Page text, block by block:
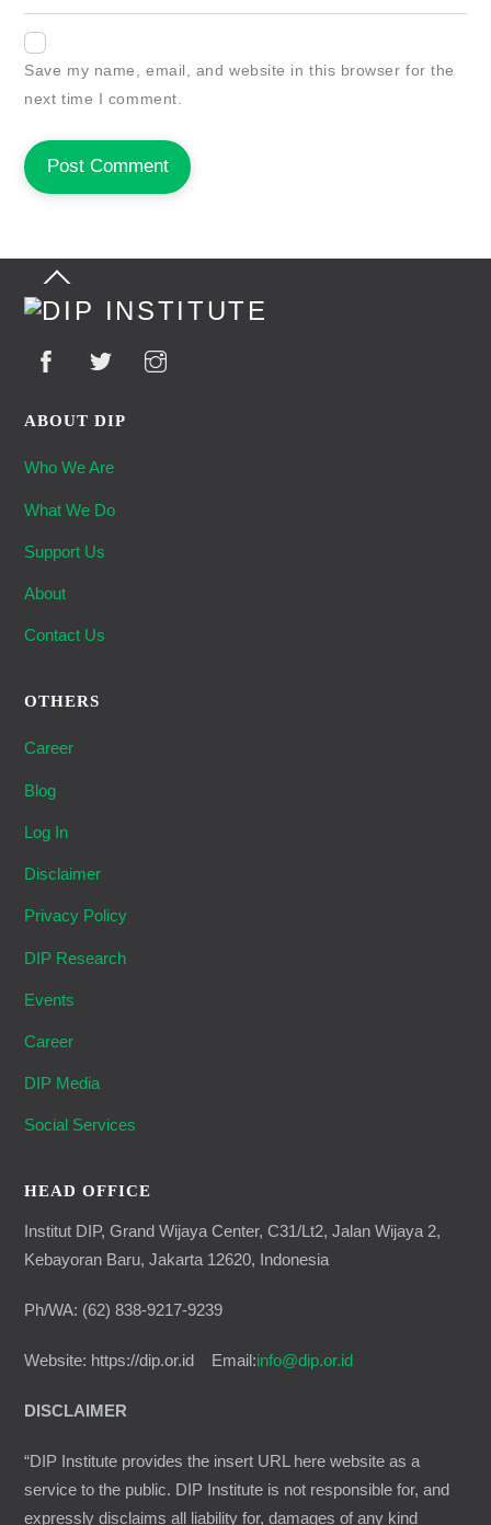
Save my name, email, and website in this browser for the
next time I comment.
Back
Top
ABOUT DIP
Who We Are
What We Do
Support Us
About
Contact Us
OTHERS
Career
Blog
Log In
Disclaimer
Privacy Policy
DIP Research
Events
Career
DIP Media
Social Services
HEAD OFFICE
Institut DIP, Grand Wijaya Center, C31/Lt2, Jalan Wijaya 2,
Kebayoran Baru, Jakarta 12620, Indonesia
Ph/WA: (62) 838-9217-9239
Website: https://dip.or.id Email:info@dip.or.id
DISCLAIMER
“DIP Institute provides the insert URL here website as a
service to the public. DIP Institute is not responsible for, and
expressly disclaims all liability for, damages of any kind